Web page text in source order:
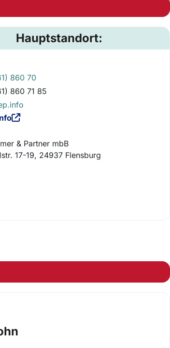
Hauptstandort:
860 70
860 71 85
& Partner mbB
17-19, 24937 Flensburg